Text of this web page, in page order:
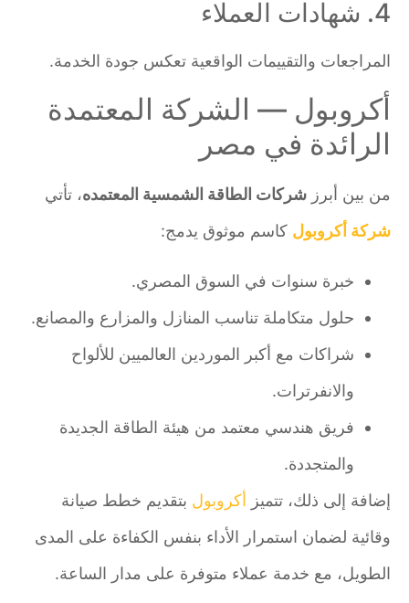
المراجعات والتقييمات الواقعية تعكس جودة الخدمة.
أكروبول — الشركة المعتمدة
الرائدة في مصر
من بين أبرزشركات الطاقة الشمسية المعتمده، تأتي
شركة أكروبولكاسم موثوق يدمج:
خبرة سنوات في السوق المصري.
حلول متكاملة تناسب المنازل والمزارع والمصانع.
شراكات مع أكبر الموردين العالميين للألواح
والانفرترات.
فريق هندسي معتمد من هيئة الطاقة الجديدة
والمتجددة.
إضافة إلى ذلك، تتميزأكروبولبتقديم خطط صيانة
وقائية لضمان استمرار الأداء بنفس الكفاءة على المدى
الطويل، مع خدمة عملاء متوفرة على مدار الساعة.